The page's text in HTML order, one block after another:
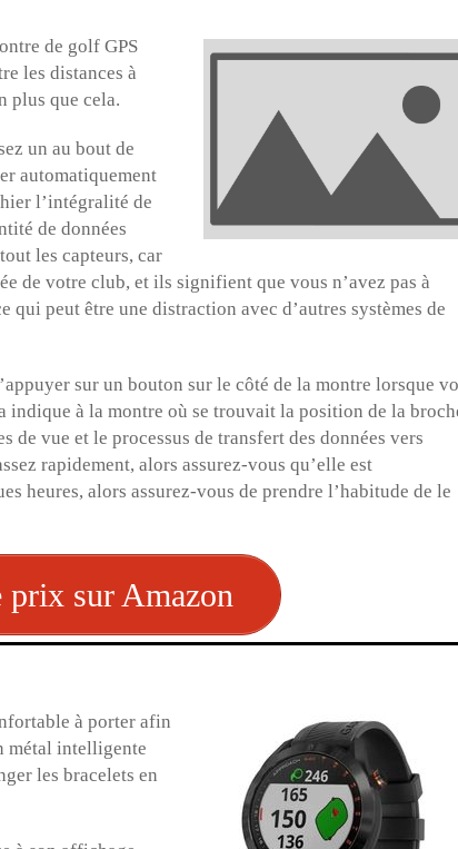
de golf GPS
les distances à
plus que cela.
un au bout de
automatiquement
l’intégralité de
de données
les capteurs, car
de votre club, et ils signifient que vous n’avez pas à
peut être une distraction avec d’autres systèmes de
sur un bouton sur le côté de la montre lorsque
indique à la montre où se trouvait la position de la
vue et le processus de transfert des données vers
rapidement, alors assurez-vous qu’elle est
heures, alors assurez-vous de prendre l’habitude de le
sur Amazon
à porter afin
métal intelligente
les bracelets en